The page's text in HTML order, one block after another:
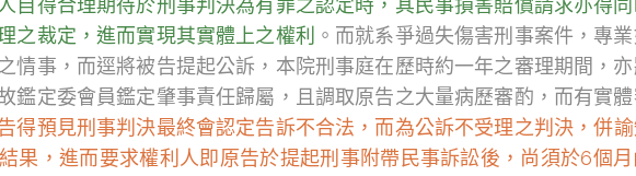
自得合理期待於刑事判決為有罪之認定時，其民事損害賠償請求亦得
之裁定，進而實現其實體上之權利 。而就系爭過失傷害刑事案件，專
情事，而逕將被告提起公訴，本院刑事庭在歷時約一年之審理期間，
鑑定委會員鑑定肇事責任歸屬，且調取原告之大量病歷審酌，而有實
得預見刑事判決最終會認定告訴不合法，而為公訴不受理之判決，併諭
果，進而要求權利人即原告於提起刑事附帶民事訴訟後，尚須於6個